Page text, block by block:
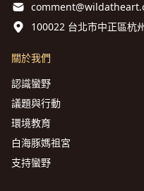
100022 台北市中正區杭
關於我們
認識蠻野
議題與行動
環境教育
白海豚媽祖宮
支持蠻野